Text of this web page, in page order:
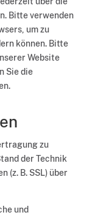
Bitte verwenden
um zu
können. Bitte
Website
Sie die
zu
der Technik
(z. B. SSL) über
und